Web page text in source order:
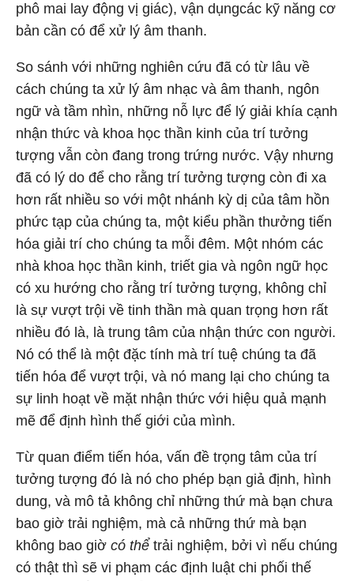
phô mai lay động vị giác), vận dụngcác kỹ năng cơ
bản cần có để xử lý âm thanh.
So sánh với những nghiên cứu đã có từ lâu về
cách chúng ta xử lý âm nhạc và âm thanh, ngôn
ngữ và tầm nhìn, những nỗ lực để lý giải khía cạnh
nhận thức và khoa học thần kinh của trí tưởng
tượng vẫn còn đang trong trứng nước. Vậy nhưng
đã có lý do để cho rằng trí tưởng tượng còn đi xa
hơn rất nhiều so với một nhánh kỳ dị của tâm hồn
phức tạp của chúng ta, một kiểu phần thưởng tiến
hóa giải trí cho chúng ta mỗi đêm. Một nhóm các
nhà khoa học thần kinh, triết gia và ngôn ngữ học
có xu hướng cho rằng trí tưởng tượng, không chỉ
là sự vượt trội về tinh thần mà quan trọng hơn rất
nhiều đó là, là trung tâm của nhận thức con người.
Nó có thể là một đặc tính mà trí tuệ chúng ta đã
tiến hóa để vượt trội, và nó mang lại cho chúng ta
sự linh hoạt về mặt nhận thức với hiệu quả mạnh
mẽ để định hình thế giới của mình.
Từ quan điểm tiến hóa, vấn đề trọng tâm của trí
tưởng tượng đó là nó cho phép bạn giả định, hình
dung, và mô tả không chỉ những thứ mà bạn chưa
bao giờ trải nghiệm, mà cả những thứ mà bạn
không bao giờ có thể trải nghiệm, bởi vì nếu chúng
có thật thì sẽ vi phạm các định luật chi phối thế